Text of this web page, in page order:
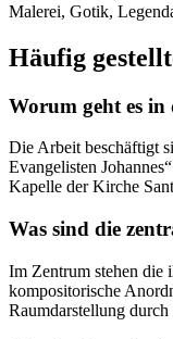
Malerei, Gotik,
Häufig
Worum geht es
Die Arbeit beschäftigt
Evangelisten
Kapelle der Kirche
Was sind die
Im Zentrum stehen die
kompositorische
Raumdarstellung